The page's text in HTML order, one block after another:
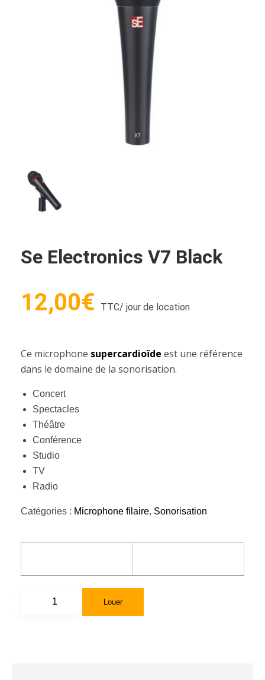
Se Electronics V7 Black
12,00€ TTC/ jour de location
Ce microphone supercardioïde est une référence
dans le domaine de la sonorisation.
Concert
Spectacles
Théâtre
Conférence
Studio
TV
Radio
Catégories : Microphone filaire, Sonorisation
Louer